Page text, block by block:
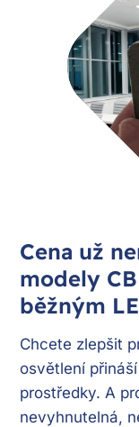
Cena už
modely
běžným
Chcete zlepšit
osvětlení
prostředky. A
nevyhnutelná,